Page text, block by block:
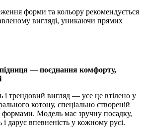
форми та кольору рекомендується
вигляді, уникаючи прямих
— поєднання комфорту,
і трендовий вигляд — усе це втілено у
котону, спеціально створеній
Модель має зручну посадку,
і дарує впевненість у кожному русі.